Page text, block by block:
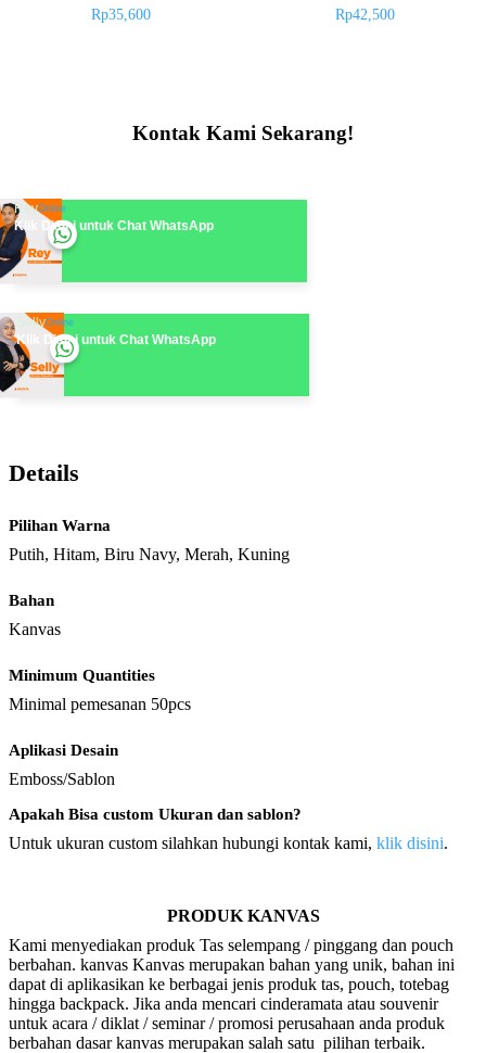
Rp35,600 Rp42,500
Kontak Kami Sekarang!
ReyOnline
Klik Disini untuk Chat WhatsApp
SellyOnline
Klik Disini untuk Chat WhatsApp
Details
Pilihan Warna
Putih, Hitam, Biru Navy, Merah, Kuning
Bahan
Kanvas
Minimum Quantities
Minimal pemesanan 50pcs
Aplikasi Desain
Emboss/Sablon
Apakah Bisa custom Ukuran dan sablon?
Untuk ukuran custom silahkan hubungi kontak kami, klik disini.
PRODUK KANVAS
Kami menyediakan produk Tas selempang / pinggang dan pouch
berbahan. kanvas Kanvas merupakan bahan yang unik, bahan ini
dapat di aplikasikan ke berbagai jenis produk tas, pouch, totebag
hingga backpack. Jika anda mencari cinderamata atau souvenir
untuk acara / diklat / seminar / promosi perusahaan anda produk
berbahan dasar kanvas merupakan salah satu pilihan terbaik.